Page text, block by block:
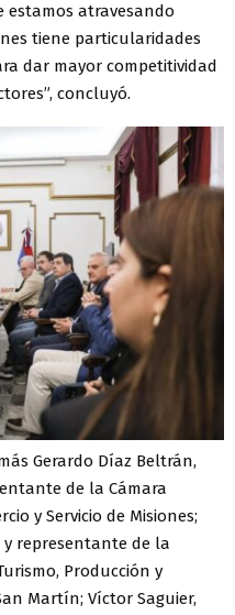
estamos atravesando
tiene particularidades
dar mayor competitividad
concluyó.
Gerardo Díaz Beltrán,
de la Cámara
y Servicio de Misiones;
y representante de la
Producción y
Martín; Víctor Saguier,